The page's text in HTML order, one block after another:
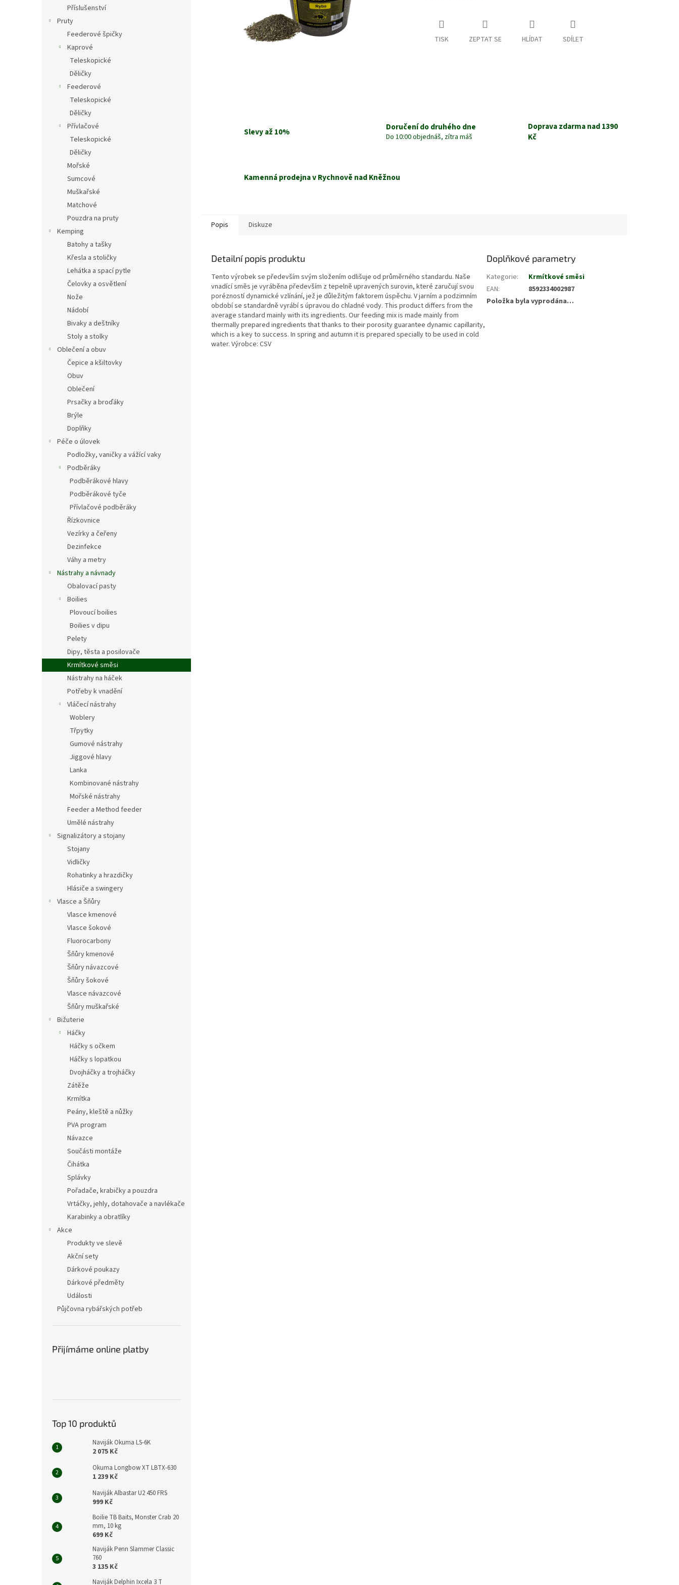
Příslušenství
Pruty
Feederové špičky
Kaprové
Teleskopické
Děličky
Feederové
Teleskopické
Děličky
Přívlačové
Teleskopické
Děličky
Mořské
Sumcové
Muškařské
Matchové
Pouzdra na pruty
Kemping
Batohy a tašky
Křesla a stoličky
Lehátka a spací pytle
Čelovky a osvětlení
Nože
Nádobí
Bivaky a deštníky
Stoly a stolky
Oblečení a obuv
Čepice a kšiltovky
Obuv
Oblečení
Prsačky a broďáky
Brýle
Doplňky
Péče o úlovek
Podložky, vaničky a vážící vaky
Podběráky
Podběrákové hlavy
Podběrákové tyče
Přívlačové podběráky
Řízkovnice
Vezírky a čeřeny
Dezinfekce
Váhy a metry
Nástrahy a návnady
Obalovací pasty
Boilies
Plovoucí boilies
Boilies v dipu
Pelety
Dipy, těsta a posilovače
Krmítkové směsi
Nástrahy na háček
Potřeby k vnadění
Vláčecí nástrahy
Woblery
Třpytky
Gumové nástrahy
Jiggové hlavy
Lanka
Kombinované nástrahy
Mořské nástrahy
Feeder a Method feeder
Umělé nástrahy
Signalizátory a stojany
Stojany
Vidličky
Rohatinky a hrazdičky
Hlásiče a swingery
Vlasce a Šňůry
Vlasce kmenové
Vlasce šokové
Fluorocarbony
Šňůry kmenové
Šňůry návazcové
Šňůry šokové
Vlasce návazcové
Šňůry muškařské
Bižuterie
Háčky
Háčky s očkem
Háčky s lopatkou
Dvojháčky a trojháčky
Zátěže
Krmítka
Peány, kleště a nůžky
PVA program
Návazce
Součásti montáže
Čihátka
Splávky
Pořadače, krabičky a pouzdra
Vrtáčky, jehly, dotahovače a navlékače
Karabinky a obratlíky
Akce
Produkty ve slevě
Akční sety
Dárkové poukazy
Dárkové předměty
Události
Půjčovna rybářských potřeb
Přijímáme online platby
Top 10 produktů
Naviják Okuma LS-6K
2 075 Kč
Okuma Longbow XT LBTX-630
1 239 Kč
Naviják Albastar U2 450 FRS
999 Kč
Boilie TB Baits, Monster Crab 20
mm, 10 kg
699 Kč
Naviják Penn Slammer Classic
760
3 135 Kč
Naviják Delphin Ixcela 3 T
TISK ZEPTAT SE HLÍDAT SDÍLET
Slevy až 10% Doručení do druhého dne
Do 10:00 objednáš, zítra máš
Doprava zdarma nad 1390
Kč
Kamenná prodejna v Rychnově nad Kněžnou
Popis Diskuze
Detailní popis produktu
Tento výrobek se především svým složením odlišuje od průměrného standardu. Naše
vnadící směs je vyráběna především z tepelně upravených surovin, které zaručují svou
porézností dynamické vzlínání, jež je důležitým faktorem úspěchu. V jarním a podzimním
období se standardně vyrábí s úpravou do chladné vody. This product differs from the
average standard mainly with its ingredients. Our feeding mix is made mainly from
thermally prepared ingredients that thanks to their porosity guarantee dynamic capillarity,
which is a key to success. In spring and autumn it is prepared specially to be used in cold
water. Výrobce: CSV
Doplňkové parametry
Kategorie:
Krmítkové směsi
EAN:
8592334002987
Položka byla vyprodána…